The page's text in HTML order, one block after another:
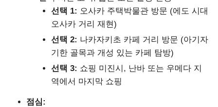
선택 1: 오사카 주택박물관 방문 (에도 시대
오사카 거리 재현)
선택 2: 나카자키초 카페 거리 방문 (아기자
기한 골목과 개성 있는 카페 탐방)
선택 3: 쇼핑 미진시, 난바 또는 우메다 지
역에서 마지막 쇼핑
점심: